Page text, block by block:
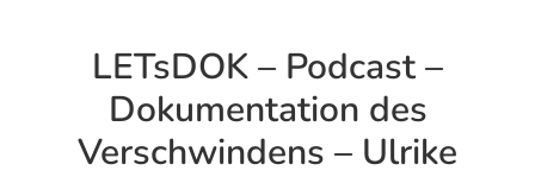
LETsDOK – Podcast –
Dokumentation des
Verschwindens – Ulrike